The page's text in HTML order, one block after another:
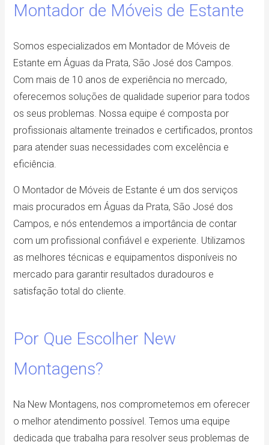
Montador de Móveis de Estante
Somos especializados em Montador de Móveis de
Estante em Águas da Prata, São José dos Campos.
Com mais de 10 anos de experiência no mercado,
oferecemos soluções de qualidade superior para todos
os seus problemas. Nossa equipe é composta por
profissionais altamente treinados e certificados, prontos
para atender suas necessidades com excelência e
eficiência.
O Montador de Móveis de Estante é um dos serviços
mais procurados em Águas da Prata, São José dos
Campos, e nós entendemos a importância de contar
com um profissional confiável e experiente. Utilizamos
as melhores técnicas e equipamentos disponíveis no
mercado para garantir resultados duradouros e
satisfação total do cliente.
Por Que Escolher New
Montagens?
Na New Montagens, nos comprometemos em oferecer
o melhor atendimento possível. Temos uma equipe
dedicada que trabalha para resolver seus problemas de